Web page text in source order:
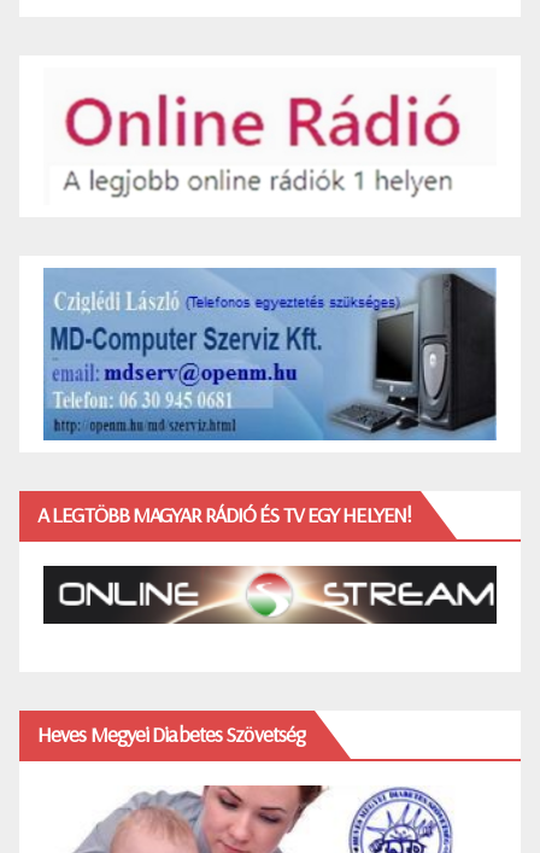
A LEGTÖBB MAGYAR RÁDIÓ ÉS TV EGY HELYEN!
Heves Megyei Diabetes Szövetség